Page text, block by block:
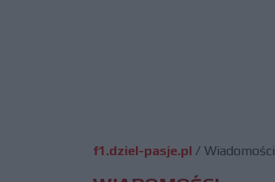
f1.dziel-pasje.pl / Wiadomości